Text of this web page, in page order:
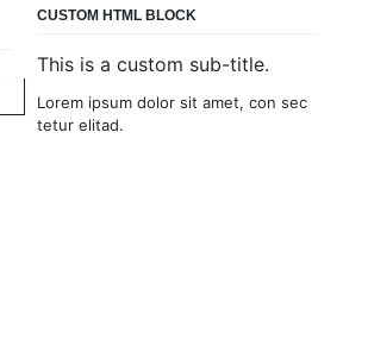
CUSTOM HTML BLOCK
This is a custom sub-title.
Lorem ipsum dolor sit amet, con sec
tetur elitad.